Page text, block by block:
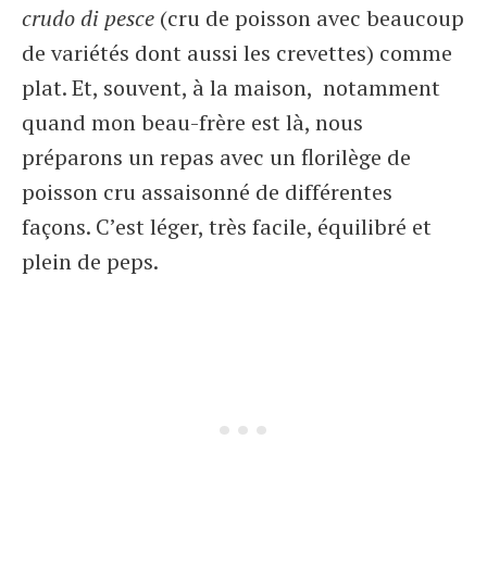
crudo di pesce (cru de poisson avec beaucoup
de variétés dont aussi les crevettes) comme
plat. Et, souvent, à la maison, notamment
quand mon beau-frère est là, nous
préparons un repas avec un florilège de
poisson cru assaisonné de différentes
façons. C’est léger, très facile, équilibré et
plein de peps.